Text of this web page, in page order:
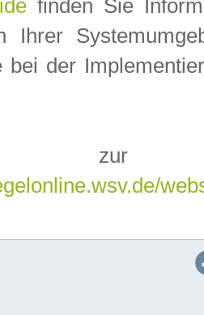
finden Sie
Ihrer
bei der
zur